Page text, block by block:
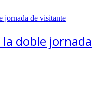
doble jornada